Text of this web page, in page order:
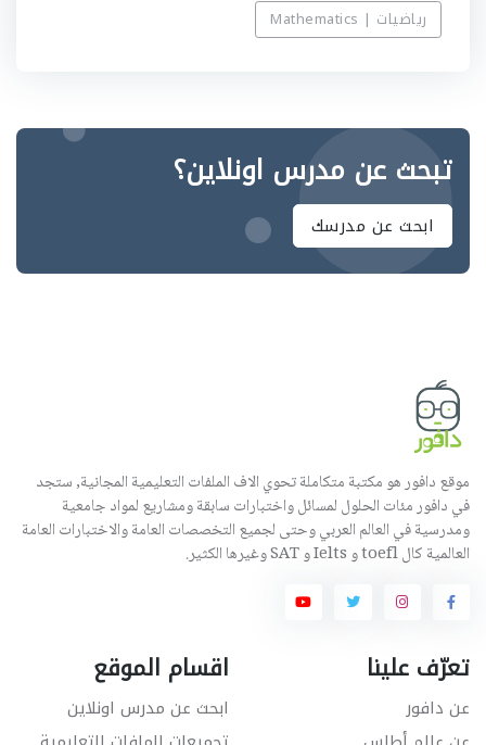
رياضيات | Mathematics
تبحث عن مدرس اونلاين؟
ابحث عن مدرسك
موقع دافور هو مكتبة متكاملة تحوي الاف الملفات التعليمية المجانية, ستجد
في دافور مئات الحلول لمسائل واختبارات سابقة ومشاريع لمواد جامعية
ومدرسية في العالم العربي وحتى لجميع التخصصات العامة والاختبارات العامة
العالمية كال toefl و Ielts و SAT وغيرها الكثير.
تعرّف علينا
عن دافور
اقسام الموقع
ابحث عن مدرس اونلاين